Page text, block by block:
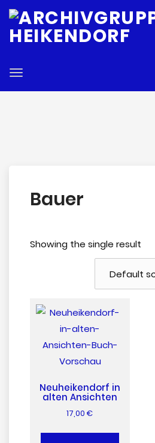
Toggle
Bauer
Showing the single result
Neuheikendorf in
alten Ansichten
17,00€